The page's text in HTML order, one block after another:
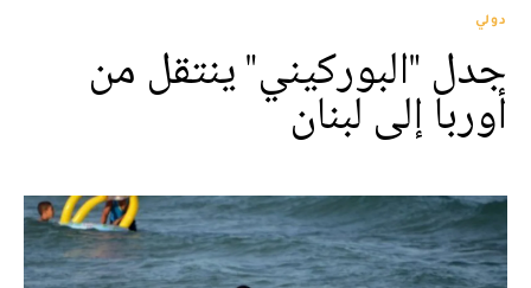
دولي
جدل "البوركيني" ينتقل من
أوربا إلى لبنان